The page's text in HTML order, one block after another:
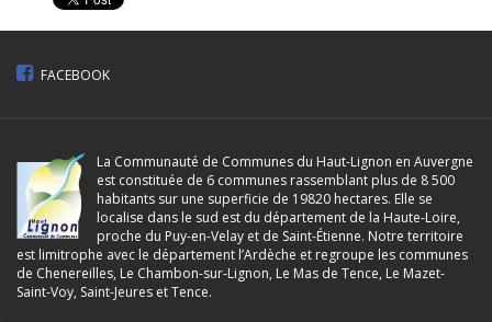
FACEBOOK
La Communauté de Communes du Haut-Lignon en Auvergne
est constituée de 6 communes rassemblant plus de 8 500
habitants sur une superficie de 19820 hectares. Elle se
localise dans le sud est du département de la Haute-Loire,
proche du Puy-en-Velay et de Saint-Étienne. Notre territoire
est limitrophe avec le département l’Ardèche et regroupe les communes
de Chenereilles, Le Chambon-sur-Lignon, Le Mas de Tence, Le Mazet-
Saint-Voy, Saint-Jeures et Tence.